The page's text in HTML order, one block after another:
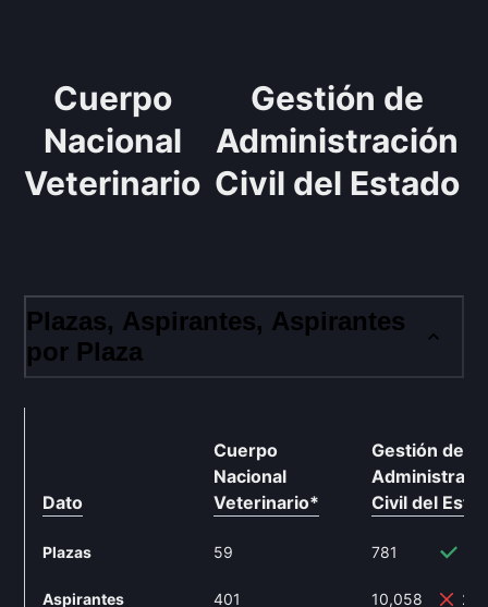
Cuerpo
Nacional
Veterinario
Gestión de
Administración
Civil del Estado
Plazas, Aspirantes, Aspirantes
por Plaza
Dato
Cuerpo
Nacional
Veterinario*
Plazas 59
Aspirantes 401
Gestión de
Civil del
781
10,058